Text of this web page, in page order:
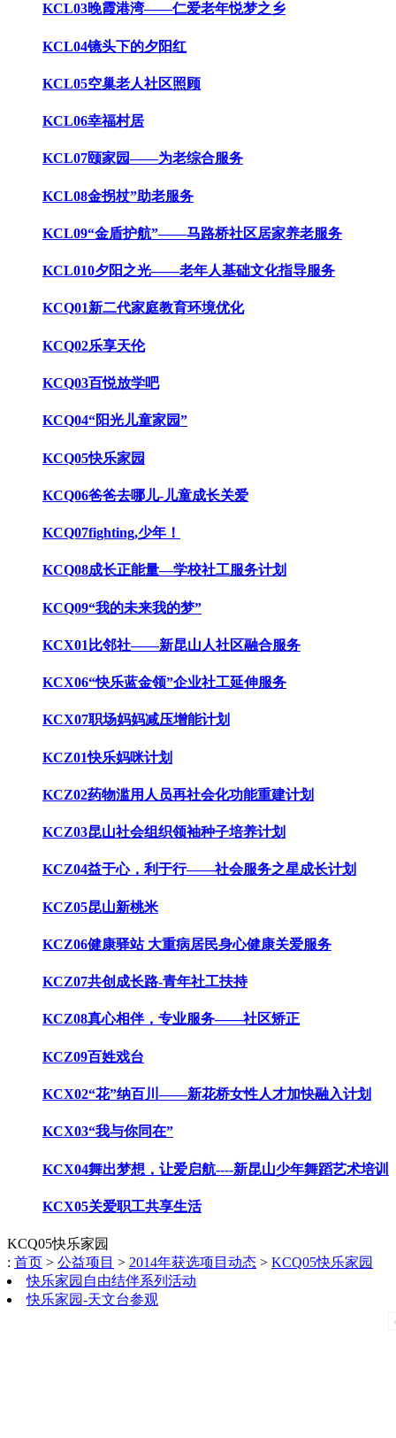
KCL03晚霞港湾——仁爱老年悦梦之乡
KCL04镜头下的夕阳红
KCL05空巢老人社区照顾
KCL06幸福村居
KCL07颐家园——为老综合服务
KCL08金拐杖”助老服务
KCL09“金盾护航”——马路桥社区居家养老服务
KCL010夕阳之光——老年人基础文化指导服务
KCQ01新二代家庭教育环境优化
KCQ02乐享天伦
KCQ03百悦放学吧
KCQ04“阳光儿童家园”
KCQ05快乐家园
KCQ06爸爸去哪儿-儿童成长关爱
KCQ07fighting,少年！
KCQ08成长正能量—学校社工服务计划
KCQ09“我的未来我的梦”
KCX01比邻社——新昆山人社区融合服务
KCX06“快乐蓝金领”企业社工延伸服务
KCX07职场妈妈减压增能计划
KCZ01快乐妈咪计划
KCZ02药物滥用人员再社会化功能重建计划
KCZ03昆山社会组织领袖种子培养计划
KCZ04益于心，利于行——社会服务之星成长计划
KCZ05昆山新桃米
KCZ06健康驿站 大重病居民身心健康关爱服务
KCZ07共创成长路-青年社工扶持
KCZ08真心相伴，专业服务——社区矫正
KCZ09百姓戏台
KCX02“花”纳百川——新花桥女性人才加快融入计划
KCX03“我与你同在”
KCX04舞出梦想，让爱启航----新昆山少年舞蹈艺术培训
KCX05关爱职工共享生活
KCQ05快乐家园
: 首页 > 公益项目 > 2014年获选项目动态 > KCQ05快乐家园
快乐家园自由结伴系列活动
快乐家园-天文台参观